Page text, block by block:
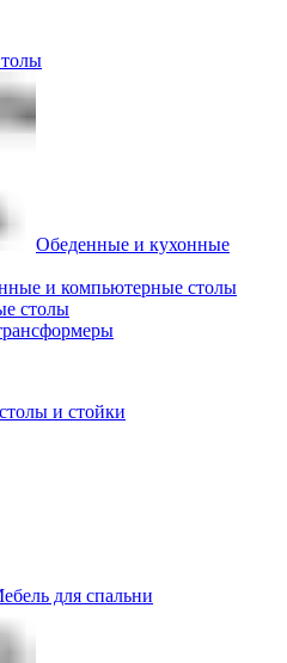
Обеденные и кухонные
и компьютерные столы
столы
и стойки
для спальни